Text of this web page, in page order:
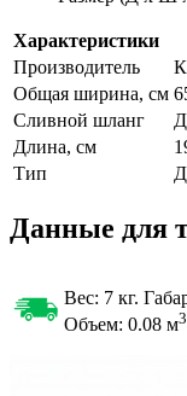
Характеристики
Производитель
Общая ширина, см
Сливной шланг
Длина, см
Тип
Данные для
Вес: 7 кг.
Объем: 0.08 м3